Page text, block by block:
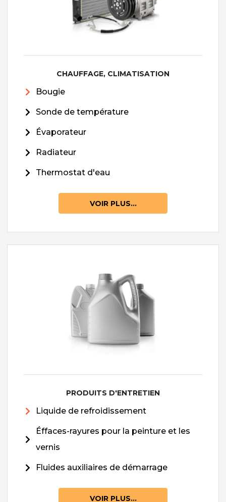
CHAUFFAGE, CLIMATISATION
Bougie
Sonde de température
Évaporateur
Radiateur
Thermostat d'eau
VOIR PLUS...
PRODUITS D'ENTRETIEN
Liquide de refroidissement
Éffaces-rayures pour la peinture et les
vernis
Fluides auxiliaires de démarrage
VOIR PLUS...